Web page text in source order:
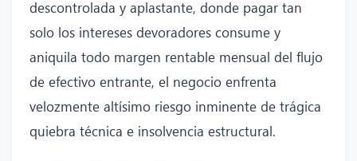
descontrolada y aplastante, donde pagar tan
solo los intereses devoradores consume y
aniquila todo margen rentable mensual del flujo
de efectivo entrante, el negocio enfrenta
velozmente altísimo riesgo inminente de trágica
quiebra técnica e insolvencia estructural.